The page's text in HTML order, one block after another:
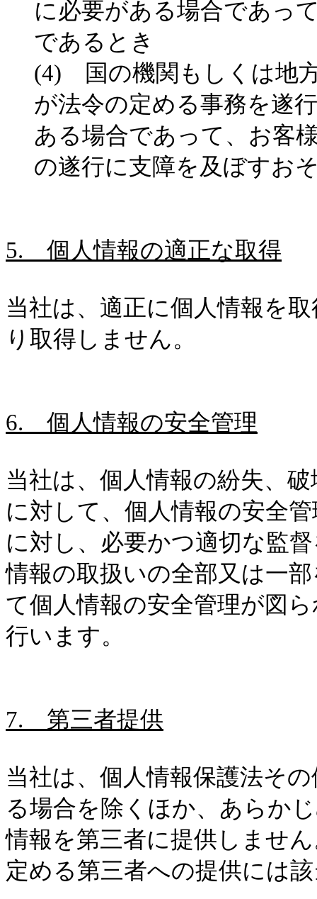
に必要がある場合であっ
であるとき
(4) 国の機関もしくは地
が法令の定める事務を遂
ある場合であって、お客
の遂行に支障を及ぼすお
5. 個人情報の適正な取得
当社は、適正に個人情報を
り取得しません。
6. 個人情報の安全管理
当社は、個人情報の紛失、
に対して、個人情報の安全
に対し、必要かつ適切な監
情報の取扱いの全部又は一
て個人情報の安全管理が図
行います。
7. 第三者提供
当社は、個人情報保護法そ
る場合を除くほか、あらか
情報を第三者に提供しませ
定める第三者への提供には